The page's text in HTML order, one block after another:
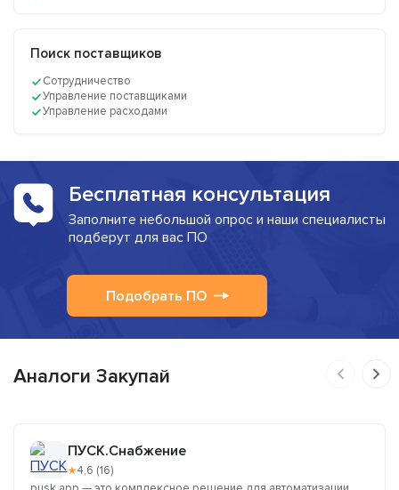
Поиск поставщиков
Сотрудничество
Управление поставщиками
Управление расходами
Бесплатная консультация
Заполните небольшой опрос и наши специалисты
подберут для вас ПО
Подобрать ПО
Аналоги Закупай
ПУСК.Снабжение
★4,6 (16)